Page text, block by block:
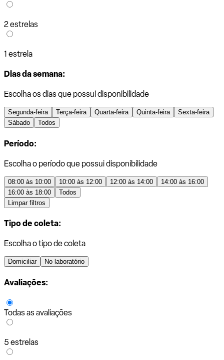
2 estrelas
1 estrela
Dias da semana:
Escolha os dias que possui disponibilidade
Segunda-feira Terça-feira Quarta-feira Quinta-feira
Sexta-feira
Sábado
Todos
Período:
Escolha o período que possui disponibilidade
08:00 às 10:00 10:00 às 12:00 12:00 às 14:00
14:00 às 16:00
16:00 às 18:00
Todos
Limpar filtros
Tipo de coleta:
Escolha o tipo de coleta
Domiciliar No laboratório
Avaliações:
Todas as avaliações
5 estrelas